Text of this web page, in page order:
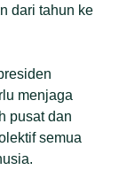
dari tahun ke
menjaga
pusat dan
semua